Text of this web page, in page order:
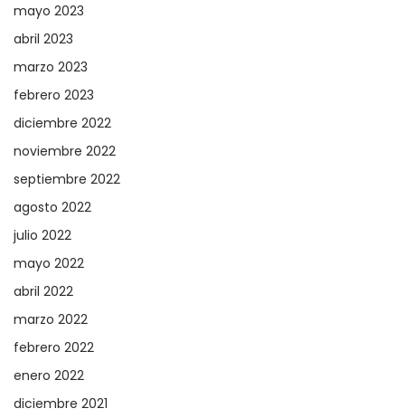
mayo 2023
abril 2023
marzo 2023
febrero 2023
diciembre 2022
noviembre 2022
septiembre 2022
agosto 2022
julio 2022
mayo 2022
abril 2022
marzo 2022
febrero 2022
enero 2022
diciembre 2021